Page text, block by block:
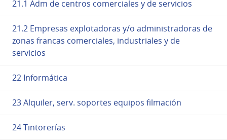
21.1 Adm de centros comerciales y de servicios
21.2 Empresas explotadoras y/o administradoras de
zonas francas comerciales, industriales y de
servicios
22 Informática
23 Alquiler, serv. soportes equipos filmación
24 Tintorerías